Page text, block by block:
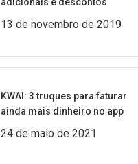
13 de novembro de 2019
KWAI: 3 truques para faturar
ainda mais dinheiro no app
24 de maio de 2021